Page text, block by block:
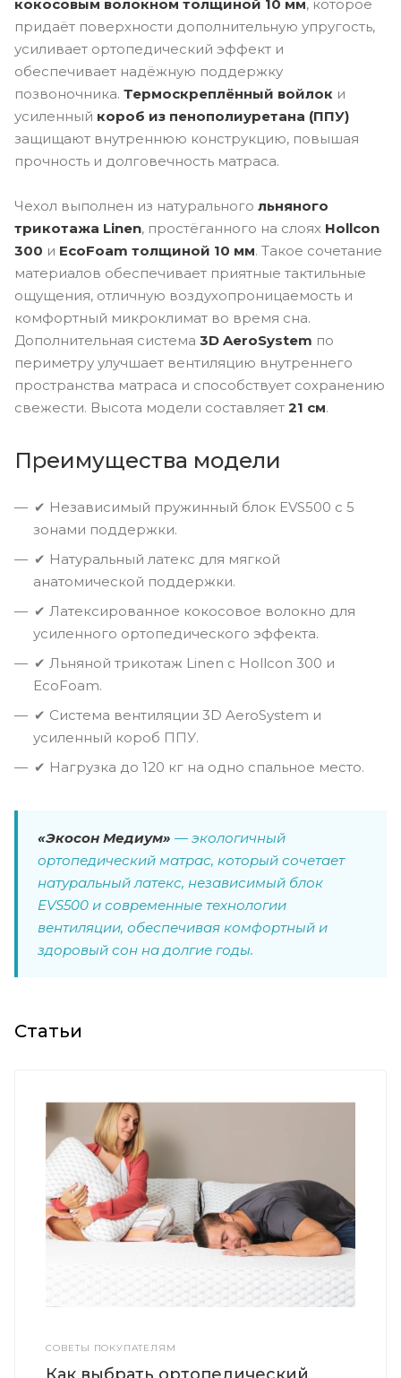
кокосовым волокном толщиной 10 мм, которое
придаёт поверхности дополнительную упругость,
усиливает ортопедический эффект и
обеспечивает надёжную поддержку
позвоночника. Термоскреплённый войлок и
усиленный короб из пенополиуретана (ППУ)
защищают внутреннюю конструкцию, повышая
прочность и долговечность матраса.
Чехол выполнен из натурального льняного
трикотажа Linen, простёганного на слоях Hollcon
300 и EcoFoam толщиной 10 мм. Такое сочетание
материалов обеспечивает приятные тактильные
ощущения, отличную воздухопроницаемость и
комфортный микроклимат во время сна.
Дополнительная система 3D AeroSystem по
периметру улучшает вентиляцию внутреннего
пространства матраса и способствует сохранению
свежести. Высота модели составляет 21 см.
Преимущества модели
✔ Независимый пружинный блок EVS500 с 5
зонами поддержки.
✔ Натуральный латекс для мягкой
анатомической поддержки.
✔ Латексированное кокосовое волокно для
усиленного ортопедического эффекта.
✔ Льняной трикотаж Linen с Hollcon 300 и
EcoFoam.
✔ Система вентиляции 3D AeroSystem и
усиленный короб ППУ.
✔ Нагрузка до 120 кг на одно спальное место.
«Экосон Медиум» — экологичный
ортопедический матрас, который сочетает
натуральный латекс, независимый блок
EVS500 и современные технологии
вентиляции, обеспечивая комфортный и
здоровый сон на долгие годы.
Статьи
СОВЕТЫ ПОКУПАТЕЛЯМ